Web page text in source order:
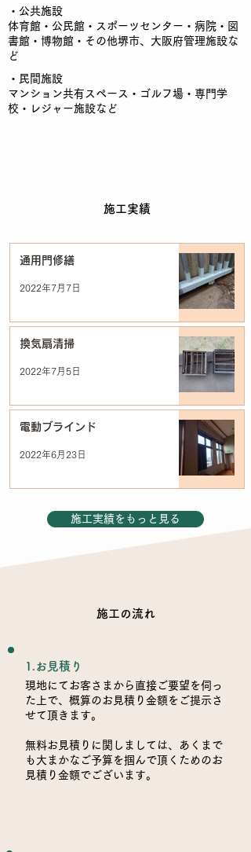
・公共施設
体育館・公民館・スポーツセンター・ 病院・図
書館・博物館・その他堺市、大阪府管理施設な
ど
​・民間施設
マンション共有スペース・ゴルフ場・専門学
校・レジャー施設など
施工実績
通用門修繕
2022年7月7日
換気扇清掃
2022年7月5日
電動ブラインド
2022年6月23日
施工実績をもっと見る
施工の流れ
1.お見積り
現地にてお客さまから直接ご要望を伺っ
た上で、概算のお見積り金額をご提示さ
せて頂きます。
無料お見積りに関しましては、あくまで
も大まかなご予算を掴んで頂くためのお
見積り金額でございます。